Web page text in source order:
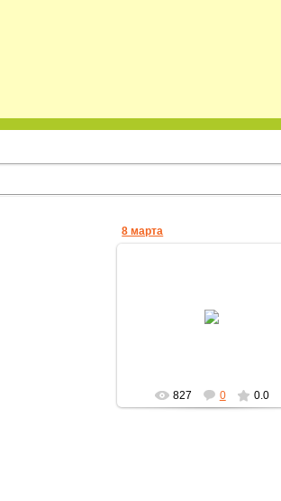
8 марта
827 0 0.0